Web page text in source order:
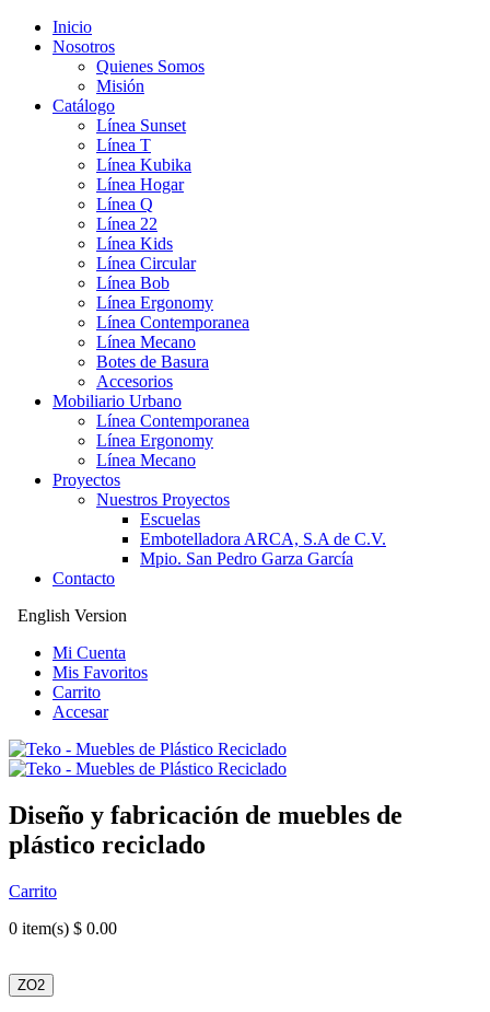
Inicio
Nosotros
Quienes Somos
Misión
Catálogo
Línea Sunset
Línea T
Línea Kubika
Línea Hogar
Línea Q
Línea 22
Línea Kids
Línea Circular
Línea Bob
Línea Ergonomy
Línea Contemporanea
Línea Mecano
Botes de Basura
Accesorios
Mobiliario Urbano
Línea Contemporanea
Línea Ergonomy
Línea Mecano
Proyectos
Nuestros Proyectos
Escuelas
Embotelladora ARCA, S.A de C.V.
Mpio. San Pedro Garza García
Contacto
English Version
Mi Cuenta
Mis Favoritos
Carrito
Accesar
Diseño y fabricación de muebles de
plástico reciclado
Carrito
0 item(s) $ 0.00
ZO2